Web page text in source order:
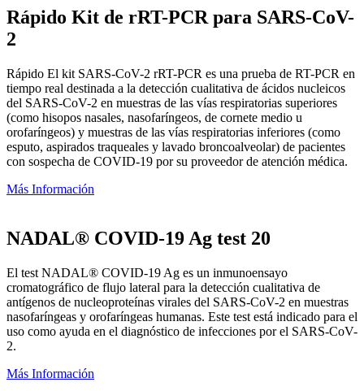
Rápido Kit de rRT-PCR para SARS-CoV-
2
Rápido El kit SARS-CoV-2 rRT-PCR es una prueba de RT-PCR en
tiempo real destinada a la detección cualitativa de ácidos nucleicos
del SARS-CoV-2 en muestras de las vías respiratorias superiores
(como hisopos nasales, nasofaríngeos, de cornete medio u
orofaríngeos) y muestras de las vías respiratorias inferiores (como
esputo, aspirados traqueales y lavado broncoalveolar) de pacientes
con sospecha de COVID-19 por su proveedor de atención médica.
Más Información
NADAL® COVID-19 Ag test 20
El test NADAL® COVID-19 Ag es un inmunoensayo
cromatográfico de flujo lateral para la detección cualitativa de
antígenos de nucleoproteínas virales del SARS-CoV-2 en muestras
nasofaríngeas y orofaríngeas humanas. Este test está indicado para el
uso como ayuda en el diagnóstico de infecciones por el SARS-CoV-
2.
Más Información